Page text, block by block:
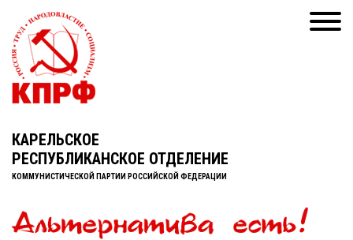
КАРЕЛЬСКОЕ
РЕСПУБЛИКАНСКОЕ ОТДЕЛЕНИЕ
КОММУНИСТИЧЕСКОЙ ПАРТИИ РОССИЙСКОЙ ФЕДЕРАЦИИ